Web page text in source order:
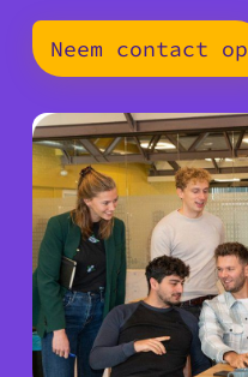
Neem contact op